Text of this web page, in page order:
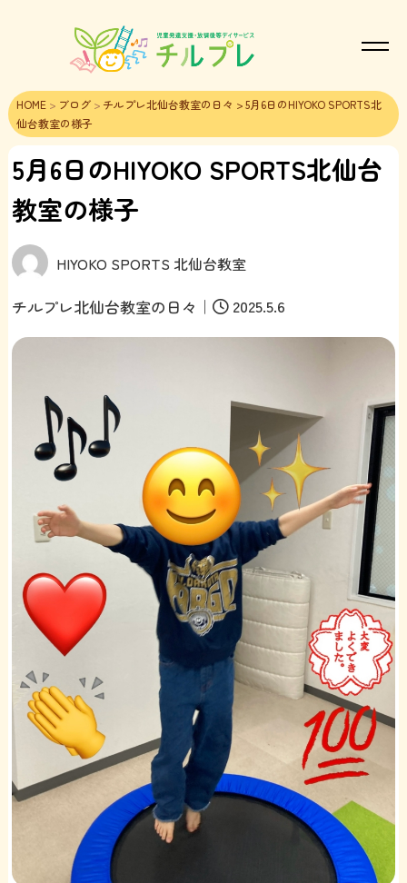
HOME> ブログ> チルプレ北仙台教室の日々 > 5月6日のHIYOKO SPORTS北
仙台教室の様子
5月6日のHIYOKO SPORTS北仙台
教室の様子
HIYOKO SPORTS 北仙台教室
チルプレ北仙台教室の日々 ｜ 2025.5.6